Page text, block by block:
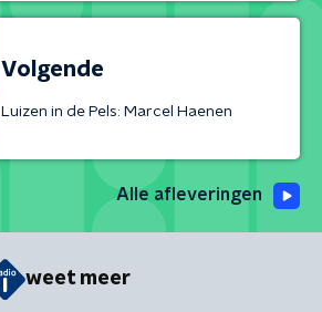
Volgende
Luizen in de Pels: Marcel Haenen
Alle afleveringen
weet meer